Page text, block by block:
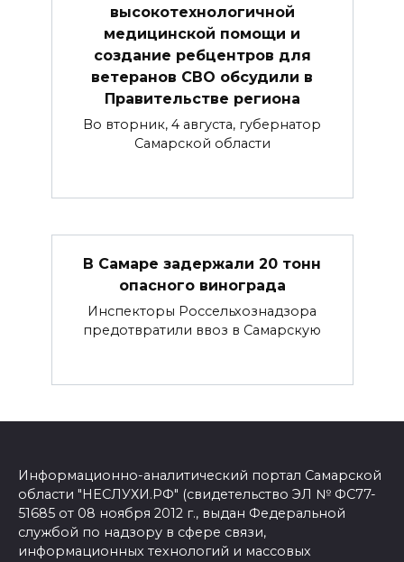
высокотехнологичной
медицинской помощи и
создание ребцентров для
ветеранов СВО обсудили в
Правительстве региона
Во вторник, 4 августа, губернатор
Самарской области
В Самаре задержали 20 тонн
опасного винограда
Инспекторы Россельхознадзора
предотвратили ввоз в Самарскую
Информационно-аналитический портал Самарской
области "НЕСЛУХИ.РФ" (свидетельство ЭЛ № ФС77-
51685 от 08 ноября 2012 г., выдан Федеральной
службой по надзору в сфере связи,
информационных технологий и массовых